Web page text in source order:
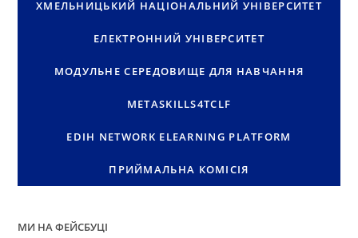
ХМЕЛЬНИЦЬКИЙ НАЦІОНАЛЬНИЙ УНІВЕРСИТЕТ
ЕЛЕКТРОННИЙ УНІВЕРСИТЕТ
МОДУЛЬНЕ СЕРЕДОВИЩЕ ДЛЯ НАВЧАННЯ
METASKILLS4TCLF
EDIH NETWORK ELEARNING PLATFORM
ПРИЙМАЛЬНА КОМІСІЯ
МИ НА ФЕЙСБУЦІ